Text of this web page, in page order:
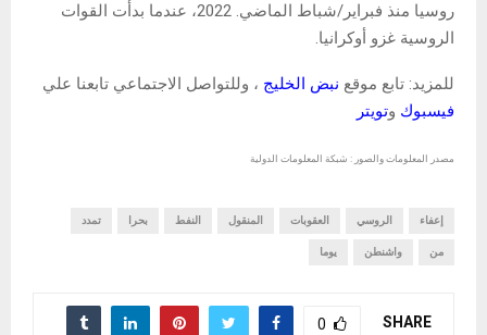
روسيا منذ فبراير/شباط الماضي. 2022، عندما بدأت القوات
الروسية غزو أوكرانيا.
للمزيد: تابع موقع نبض الخليج ، وللتواصل الاجتماعي تابعنا علي
فيسبوك وتويتر
مصدر المعلومات والصور : شبكة المعلومات الدولية
إعفاء الروسي العقوبات المنقول النفط بحرا تمدد
من واشنطن يوما
SHARE
0